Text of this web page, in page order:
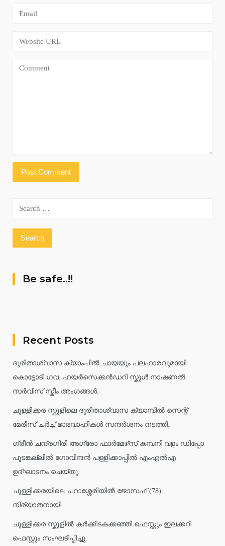
Search
Be safe..!!
Recent Posts
ദുരിതാശ്വാസ ക്യാംപിൽ ചായയും പലഹാരവുമായി
കൊട്ടോടി ഗവ. ഹയർസെക്കൻഡറി സ്കൂൾ നാഷണൽ
സർവീസ് സ്കീം അംഗങ്ങൾ.
ചുള്ളിക്കര സ്കൂളിലെ ദുരിതാശ്വാസ ക്യാമ്പിൽ സെന്റ്
മേരീസ് ചർച്ച് ഭാരവാഹികൾ സന്ദർശനം നടത്തി.
ഗ്രീൻ ചന്ദ്രഗിരി അഗ്രോ ഫാർമേഴ്‌സ് കമ്പനി വളം ഡിപ്പോ
പൂടങ്കല്ലിൽ ഗോവിന്ദൻ പള്ളിക്കാപ്പിൽ എംഎൽഎ
ഉദ്ഘാടനം ചെയ്തു.
ചുള്ളിക്കരയിലെ പറാശ്ശേരിയിൽ ജോസഫ് (78)
നിര്യാതനായി.
ചുള്ളിക്കര സ്കൂളിൽ കർക്കിടകക്കഞ്ഞി ഫെസ്റ്റും ഇലക്കറി
ഫെസ്റ്റും സംഘടിപ്പിച്ചു.